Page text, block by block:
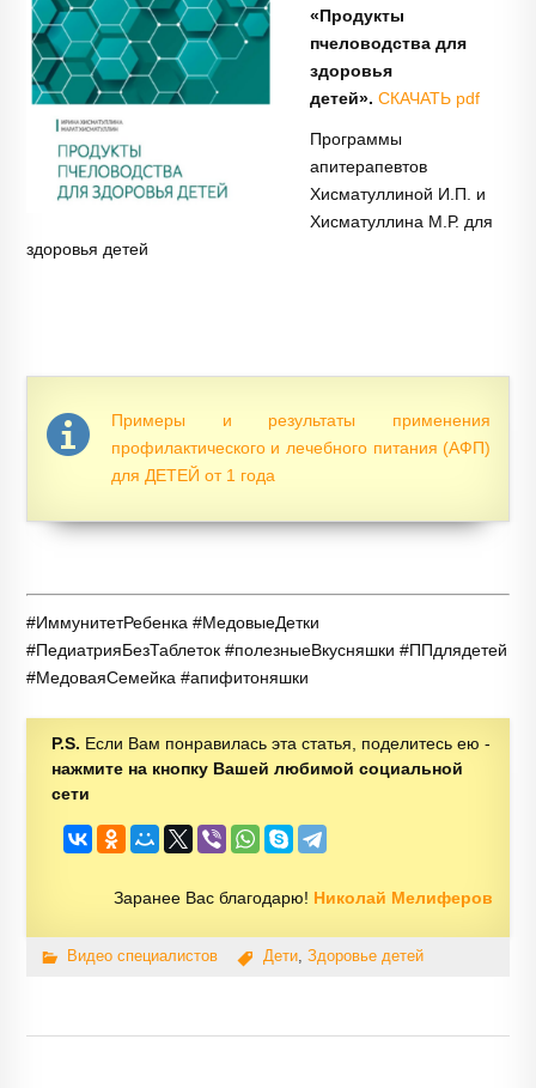
«Продукты
пчеловодства для
здоровья
детей». СКАЧАТЬ pdf
Программы
апитерапевтов
Хисматуллиной И.П. и
Хисматуллина М.Р. для
здоровья детей
Примеры и результаты применения
профилактического и лечебного питания (АФП)
для ДЕТЕЙ от 1 года
#ИммунитетРебенка #МедовыеДетки
#ПедиатрияБезТаблеток #полезныеВкусняшки #ППдлядетей
#МедоваяСемейка #апифитоняшки
P.S. Если Вам понравилась эта статья, поделитесь ею -
нажмите на кнопку Вашей любимой социальной
сети
Заранее Вас благодарю! Николай Мелиферов
Видео специалистов Дети,Здоровье детей